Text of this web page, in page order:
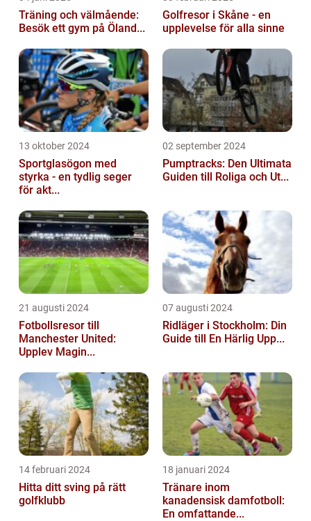
Träning och välmående:
Besök ett gym på Öland...
Golfresor i Skåne - en
upplevelse för alla sinne
13 oktober 2024
Sportglasögon med
styrka - en tydlig seger
för akt...
02 september 2024
Pumptracks: Den Ultimata
Guiden till Roliga och Ut...
21 augusti 2024
Fotbollsresor till
Manchester United:
Upplev Magin...
07 augusti 2024
Ridläger i Stockholm: Din
Guide till En Härlig Upp...
14 februari 2024
Hitta ditt sving på rätt
golfklubb
18 januari 2024
Tränare inom
kanadensisk damfotboll:
En omfattande...